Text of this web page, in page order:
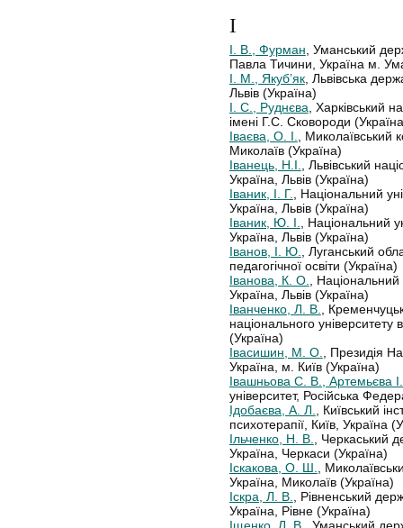
І
І. В., Фурман , Уманський
Павла Тичини, Україна м.
І. М., Якуб’як, Львівська
Львів (Україна)
І. С., Руднєва , Харківський
імені Г.С. Сковороди
Іваєва, О. І.
, Миколаївський
Миколаїв (Україна)
Іванець, Н.І.
, Львівський
Україна, Львів (Україна)
Іваник, І. Г.
, Національний
Україна, Львів (Україна)
Іваник, Ю. І.
, Національний
Україна, Львів (Україна)
Іванов, І. Ю.
, Луганський
педагогічної освіти (Україна)
Іванова, К. О.
, Національний
Україна, Львів (Україна)
Іванченко, Л. В.
,
національного університету
(Україна)
Івасишин, М. О.
, Президія
Україна, м. Київ (Україна)
Івашньова С. В., Артемьєва
університет, Російська
Ідобаєва, А. Л.
, Київський
психотерапії, Київ, Україна
Ільченко, Н. В.
, Черкаський
Україна, Черкаси (Україна)
Іскакова, О. Ш.
,
Україна, Миколаїв (Україна)
Іскра, Л. В.
, Рівненський
Україна, Рівне (Україна)